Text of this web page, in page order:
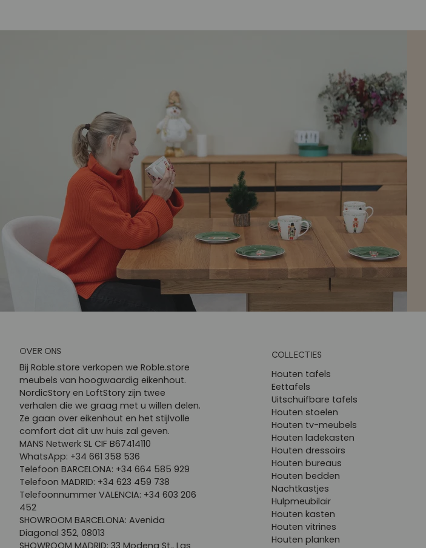
OVER ONS
Bij Roble.store verkopen we Roble.store
meubels van hoogwaardig eikenhout.
NordicStory en LoftStory zijn twee
verhalen die we graag met u willen delen.
Ze gaan over eikenhout en het stijlvolle
comfort dat dit uw huis zal geven.
MANS Netwerk SL CIF B67414110
WhatsApp: +34 661 358 536
Telefoon BARCELONA: +34 664 585 929
Telefoon MADRID: +34 623 459 738
Telefoonnummer VALENCIA: +34 603 206
452
SHOWROOM BARCELONA: Avenida
Diagonal 352, 08013
COLLECTIES
Houten tafels
Eettafels
Uitschuifbare tafels
Houten stoelen
Houten tv-meubels
Houten ladekasten
Houten dressoirs
Houten bureaus
Houten bedden
Nachtkastjes
Hulpmeubilair
Houten kasten
Houten vitrines
Houten planken